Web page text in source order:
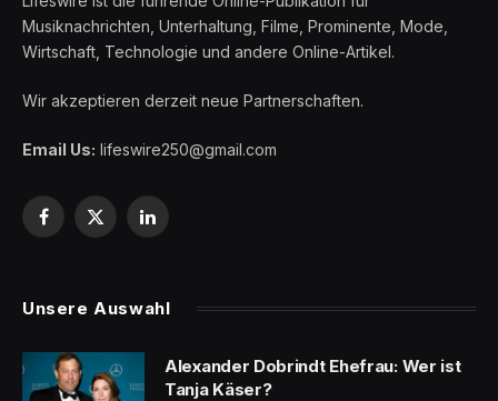
Musiknachrichten, Unterhaltung, Filme, Prominente, Mode,
Wirtschaft, Technologie und andere Online-Artikel.
Wir akzeptieren derzeit neue Partnerschaften.
Email Us: lifeswire250@gmail.com
Facebook
X
LinkedIn
Unsere Auswahl
Alexander Dobrindt Ehefrau: Wer ist
Tanja Käser?